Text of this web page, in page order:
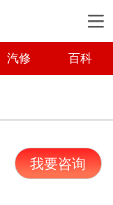
汽修 百科
我要咨询